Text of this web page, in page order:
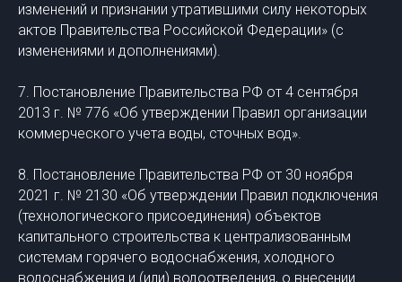
изменений и признании утратившими силу некоторых
актов Правительства Российской Федерации» (с
изменениями и дополнениями).
7. Постановление Правительства РФ от 4 сентября
2013 г. № 776 «Об утверждении Правил организации
коммерческого учета воды, сточных вод».
8. Постановление Правительства РФ от 30 ноября
2021 г. № 2130 «Об утверждении Правил подключения
(технологического присоединения) объектов
капитального строительства к централизованным
системам горячего водоснабжения, холодного
водоснабжения и (или) водоотведения, о внесении